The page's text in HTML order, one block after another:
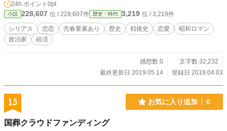
24h.ポイント 0pt
小説 228,607 位 / 228,607件 歴史・時代 3,219 位 / 3,219件
シリアス 悲恋 売春要素あり 歴史 戦後史 恋愛
昭和ロマン
政治家
経済
感想数 0
文字数 32,232
最終更新日 2019.05.14
登録日 2019.04.03
15 お気に入り追加 0
国葬クラウドファンディング